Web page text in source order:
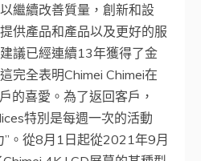
繼續改善質量，創新和設
供產品和產品以及更好的服
議已經連續13年獲得了金
完全表明Chimei Chimei在
的喜愛。為了返回客戶，
特別是每週一次的活動
”。從8月1日起從2021年9月